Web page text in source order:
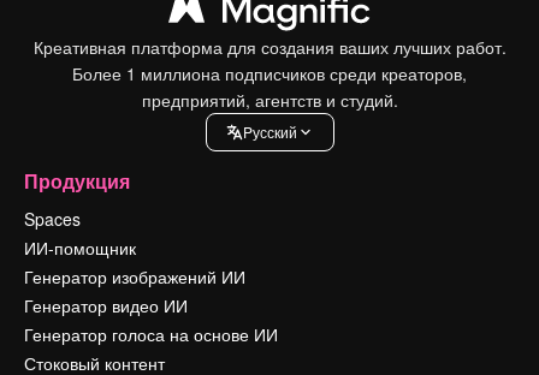
Креативная платформа для создания ваших лучших работ.
Более 1 миллиона подписчиков среди креаторов,
предприятий, агентств и студий.
Pусский
Продукция
Spaces
ИИ-помощник
Генератор изображений ИИ
Генератор видео ИИ
Генератор голоса на основе ИИ
Стоковый контент